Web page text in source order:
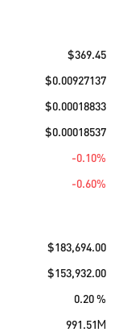
$369.45
$0.00927137
$0.00018833
$0.00018537
-0.10%
-0.60%
$183,694.00
$153,932.00
0.20 %
991.51M